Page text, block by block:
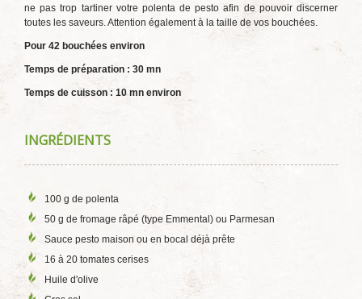
ne pas trop tartiner votre polenta de pesto afin de pouvoir discerner
toutes les saveurs. Attention également à la taille de vos bouchées.
Pour 42 bouchées environ
Temps de préparation : 30 mn
Temps de cuisson : 10 mn environ
INGRÉDIENTS
100 g de polenta
50 g de fromage râpé (type Emmental) ou Parmesan
Sauce pesto maison ou en bocal déjà prête
16 à 20 tomates cerises
Huile d'olive